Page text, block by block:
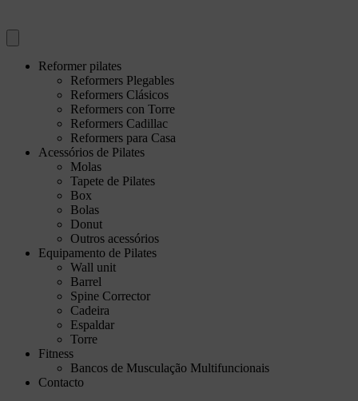
Reformer pilates
Reformers Plegables
Reformers Clásicos
Reformers con Torre
Reformers Cadillac
Reformers para Casa
Acessórios de Pilates
Molas
Tapete de Pilates
Box
Bolas
Donut
Outros acessórios
Equipamento de Pilates
Wall unit
Barrel
Spine Corrector
Cadeira
Espaldar
Torre
Fitness
Bancos de Musculação Multifuncionais
Contacto